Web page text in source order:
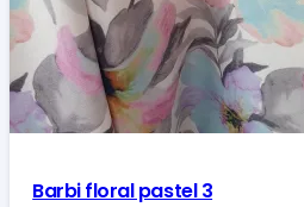
Barbi floral pastel 3